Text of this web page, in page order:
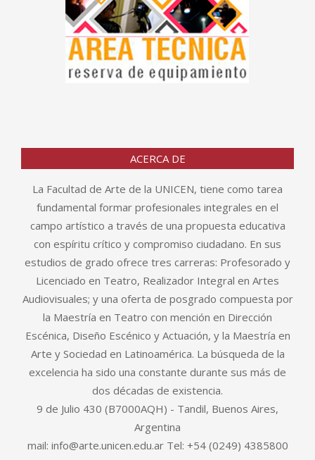
ACERCA DE
La Facultad de Arte de la UNICEN, tiene como tarea
fundamental formar profesionales integrales en el
campo artístico a través de una propuesta educativa
con espíritu crítico y compromiso ciudadano. En sus
estudios de grado ofrece tres carreras: Profesorado y
Licenciado en Teatro, Realizador Integral en Artes
Audiovisuales; y una oferta de posgrado compuesta por
la Maestría en Teatro con mención en Dirección
Escénica, Diseño Escénico y Actuación, y la Maestría en
Arte y Sociedad en Latinoamérica. La búsqueda de la
excelencia ha sido una constante durante sus más de
dos décadas de existencia.
9 de Julio 430 (B7000AQH) - Tandil, Buenos Aires,
Argentina
mail: info@arte.unicen.edu.ar Tel: +54 (0249) 4385800